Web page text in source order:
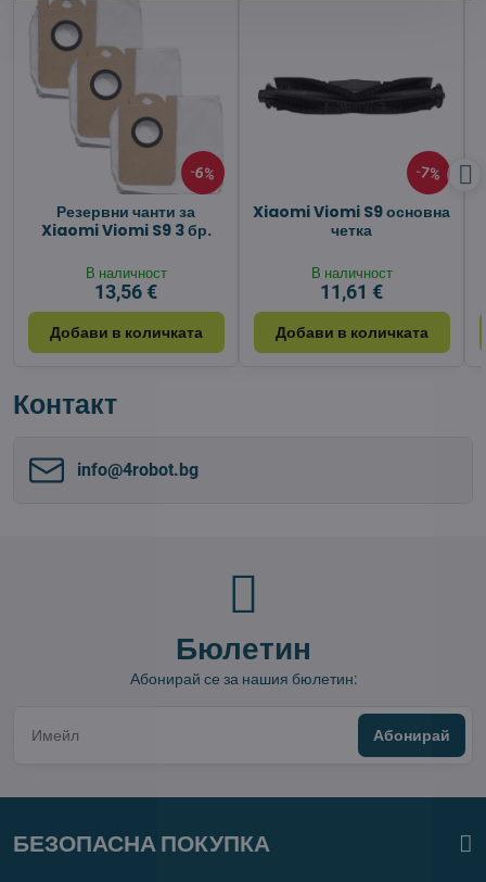
6%
Резервни чанти за
Xiaomi Viomi S9 3 бр.
В наличност
13,56 €
Добави в количката
7%
Xiaomi Viomi S9 основна
четка
В наличност
11,61 €
Добави в количката
Контакт
info​@4robot​.bg
Бюлетин
Абонирай се за нашия бюлетин:
Абонирай
БЕЗОПАСНА ПОКУПКА